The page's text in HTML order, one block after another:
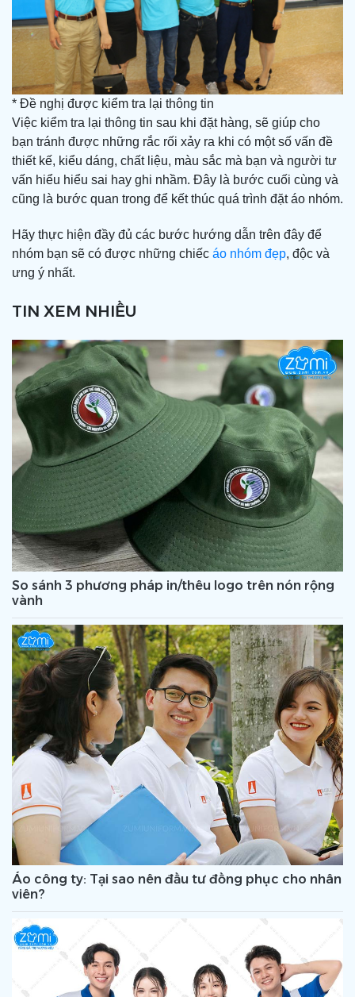
TIN XEM NHIỀU
So sánh 3 phương pháp in/thêu logo trên nón rộng
vành
Áo công ty: Tại sao nên đầu tư đồng phục cho nhân
viên?
* Đề nghị được kiểm tra lại thông tin
Việc kiểm tra lại thông tin sau khi đặt hàng, sẽ giúp cho
bạn tránh được những rắc rối xảy ra khi có một số vấn đề
thiết kế, kiểu dáng, chất liệu, màu sắc mà bạn và người tư
vấn hiểu hiểu sai hay ghi nhầm. Đây là bước cuối cùng và
cũng là bước quan trong để kết thúc quá trình đặt áo nhóm.
Hãy thực hiện đầy đủ các bước hướng dẫn trên đây để
nhóm bạn sẽ có được những chiếc áo nhóm đẹp, độc và
ưng ý nhất.